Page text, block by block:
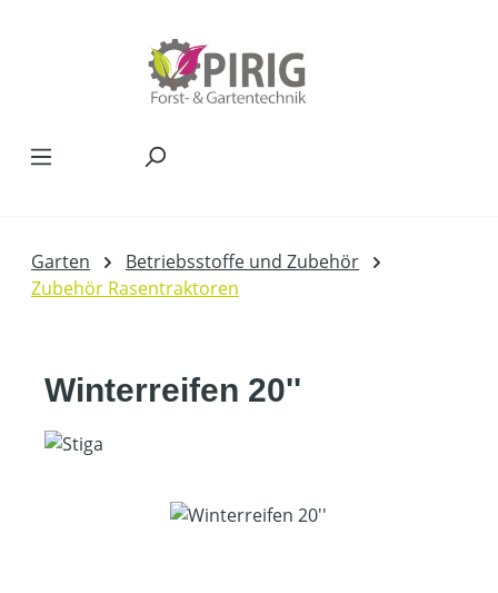
Garten
Betriebsstoffe und Zubehör
Zubehör Rasentraktoren
Winterreifen 20''
Bildergalerie überspringen